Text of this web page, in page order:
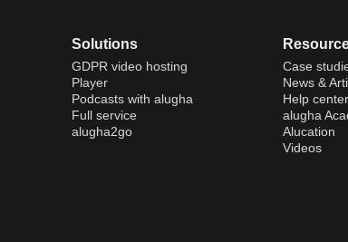
Solutions
GDPR video hosting
Player
Podcasts with alugha
Full service
alugha2go
Case
News &
Help center
alugha
Alucation
Videos